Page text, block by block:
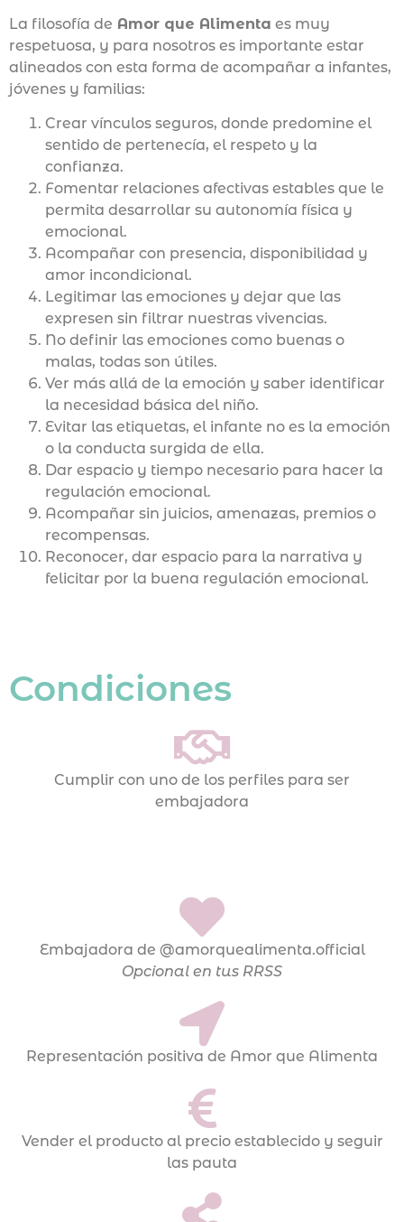
La filosofía de Amor que Alimenta es muy
respetuosa, y para nosotros es importante estar
alineados con esta forma de acompañar a infantes,
jóvenes y familias:
Crear vínculos seguros, donde predomine el
sentido de pertenecía, el respeto y la
confianza.
Fomentar relaciones afectivas estables que le
permita desarrollar su autonomía física y
emocional.
Acompañar con presencia, disponibilidad y
amor incondicional.
Legitimar las emociones y dejar que las
expresen sin filtrar nuestras vivencias.
No definir las emociones como buenas o
malas, todas son útiles.
Ver más allá de la emoción y saber identificar
la necesidad básica del niño.
Evitar las etiquetas, el infante no es la emoción
o la conducta surgida de ella.
Dar espacio y tiempo necesario para hacer la
regulación emocional.
Acompañar sin juicios, amenazas, premios o
recompensas.
Reconocer, dar espacio para la narrativa y
felicitar por la buena regulación emocional.
Condiciones
Cumplir con uno de los perfiles para ser
embajadora
Embajadora de @amorquealimenta.official
Opcional en tus RRSS
Representación positiva de Amor que Alimenta
Vender el producto al precio establecido y seguir
las pauta